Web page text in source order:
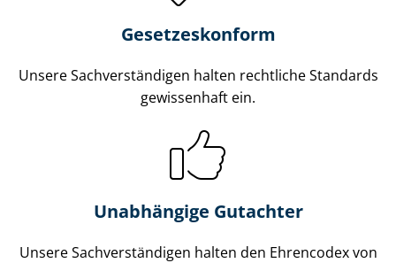
Gesetzes­konform
Unsere Sach­ver­stän­di­gen halten rechtliche Standards
gewissenhaft ein.
Unabhängige Gutachter
Unsere Sach­ver­stän­di­gen halten den Ehrencodex von